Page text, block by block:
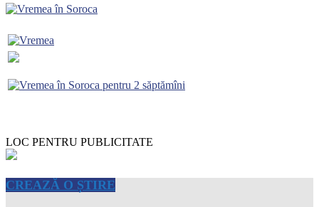
LOC PENTRU PUBLICITATE
CREAZĂ O ȘTIRE